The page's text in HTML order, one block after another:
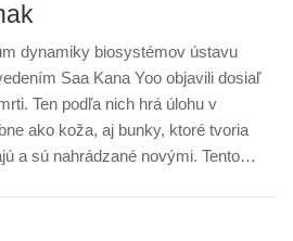
dynamiky biosystémov ústavu
Saa Kana Yoo objavili dosiaľ
Ten podľa nich hrá úlohu v
ako koža, aj bunky, ktoré tvoria
a sú nahrádzané novými. Tento…